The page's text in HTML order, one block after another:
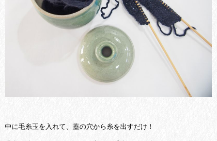
中に毛糸玉を入れて、蓋の穴から糸を出すだけ！